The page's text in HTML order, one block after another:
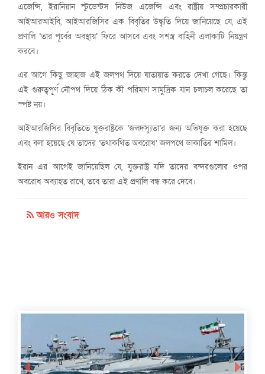
এজেন্সি, ইরানিয়ান স্টুডেন্টস নিউজ এজেন্সি এবং রাষ্ট্রীয় সম্প্রচারকারী
আইআরআইবি, আইআরজিসির এক বিবৃতির উদ্ধৃতি দিয়ে জানিয়েছে যে, এই
প্রণালি ‌‘তার পূর্বের অবস্থায়’ ফিরে আসবে এবং সশস্ত্র বাহিনী এলাকাটি নিয়ন্ত্রণ
করবে।
এর আগে কিছু জাহাজ এই জলপথ দিয়ে যাতায়াত করতে দেখা গেছে। কিন্তু
এই গুরুত্বপূর্ণ নৌপথ দিয়ে ঠিক কী পরিমাণ সামুদ্রিক যান চলাচল করেছে তা
স্পষ্ট নয়।
আইআরজিসির বিবৃতিতে যুক্তরাষ্ট্রকে ‘জলদস্যুতা’র জন্য অভিযুক্ত করা হয়েছে
এবং বলা হয়েছে যে তাদের ‘তথাকথিত অবরোধ’ জলপথে ডাকাতির শামিল।
ইরান এর আগেই জানিয়েছিল যে, যুক্তরাষ্ট্র যদি তাদের বন্দরগুলোর ওপর
অবরোধ অব্যাহত রাখে, তবে তারা এই প্রণালি বন্ধ করে দেবে।
আরও সংবাদ